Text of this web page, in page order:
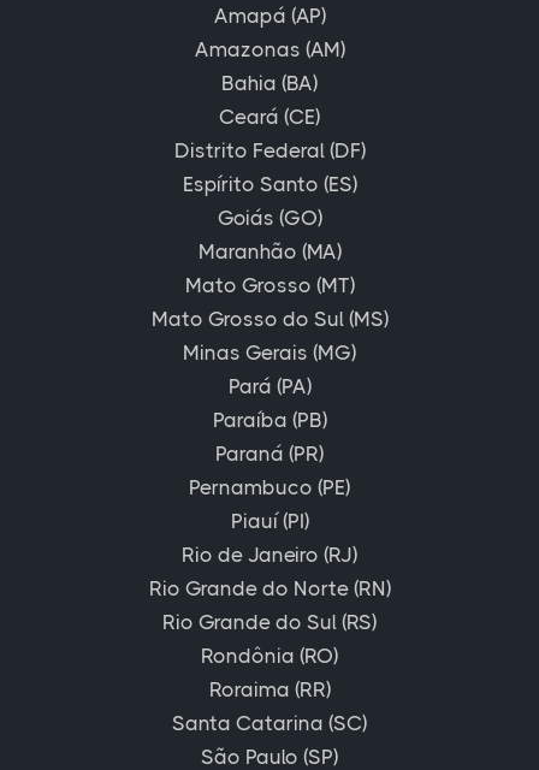
Amapá (AP)
Amazonas (AM)
Bahia (BA)
Ceará (CE)
Distrito Federal (DF)
Espírito Santo (ES)
Goiás (GO)
Maranhão (MA)
Mato Grosso (MT)
Mato Grosso do Sul (MS)
Minas Gerais (MG)
Pará (PA)
Paraíba (PB)
Paraná (PR)
Pernambuco (PE)
Piauí (PI)
Rio de Janeiro (RJ)
Rio Grande do Norte (RN)
Rio Grande do Sul (RS)
Rondônia (RO)
Roraima (RR)
Santa Catarina (SC)
São Paulo (SP)